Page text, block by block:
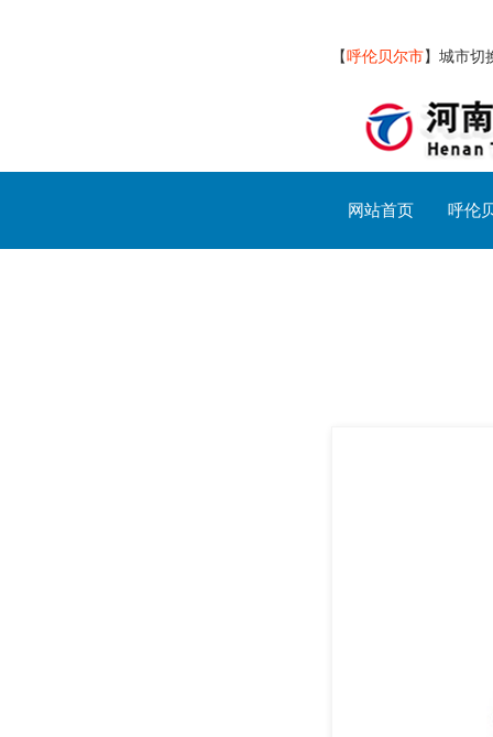
【呼伦贝尔市】 城市切
网站首页 呼伦